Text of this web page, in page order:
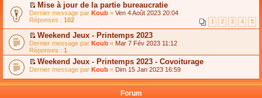
C
o
n
s
u
l
t
e
r
l
e
Mise à jour de la partie bureaucratie
Dernier message par Koub « Ven 4 Août 2023 20:04
Réponses : 102 1 2 3 4 5
C
o
n
s
u
t
Weekend Jeux - Printemps 2023
Dernier message par Koub « Mar 7 Fév 2023 11:12
Réponses : 1
C
n
Weekend Jeux - Printemps 2023 - Covoiturage
Dernier message par Koub « Dim 15 Jan 2023 16:59
Forum